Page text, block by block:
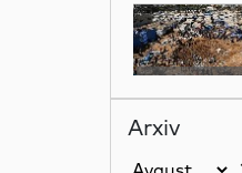
Dünya
Arxiv